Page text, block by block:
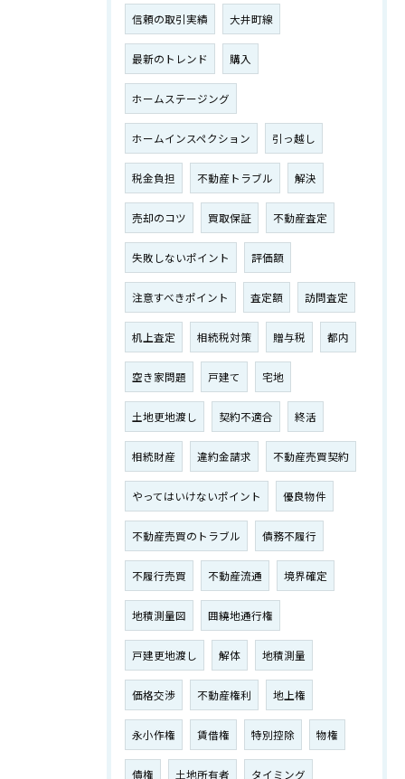
信頼の取引実績 大井町線
最新のトレンド 購入
ホームステージング
ホームインスペクション 引っ越し
税金負担 不動産トラブル 解決
売却のコツ 買取保証 不動産査定
失敗しないポイント 評価額
注意すべきポイント 査定額 訪問査定
机上査定 相続税対策 贈与税 都内
空き家問題 戸建て 宅地
土地更地渡し 契約不適合 終活
相続財産 違約金請求 不動産売買契約
やってはいけないポイント 優良物件
不動産売買のトラブル 債務不履行
不履行売買 不動産流通 境界確定
地積測量図 囲繞地通行権
戸建更地渡し 解体 地積測量
価格交渉 不動産権利 地上権
永小作権 賃借権 特別控除 物権
債権 土地所有者 タイミング